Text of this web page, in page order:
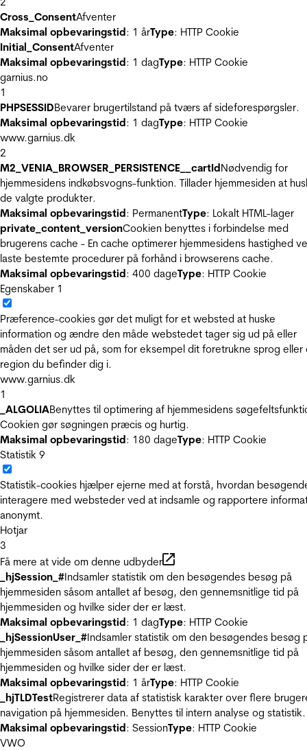
Cross_ConsentAfventer
Maksimal opbevaringstid: 1 årType: HTTP Cookie
Initial_ConsentAfventer
Maksimal opbevaringstid: 1 dagType: HTTP Cookie
garnius.no
1
PHPSESSIDBevarer brugertilstand på tværs af sideforespørgsler.
Maksimal opbevaringstid: 1 dagType: HTTP Cookie
www.garnius.dk
2
M2_VENIA_BROWSER_PERSISTENCE__cartIdNødvendig for
hjemmesidens indkøbsvogns-funktion. Tillader hjemmesiden at
de valgte produkter.
Maksimal opbevaringstid: PermanentType: Lokalt HTML-lager
private_content_versionCookien benyttes i forbindelse med
brugerens cache - En cache optimerer hjemmesidens hastighed
laste bestemte procedurer på forhånd i browserens cache.
Maksimal opbevaringstid: 400 dageType: HTTP Cookie
Egenskaber 1
Præference-cookies gør det muligt for et websted at huske
information og ændre den måde webstedet tager sig ud på eller
måden det ser ud på, som for eksempel dit foretrukne sprog eller
region du befinder dig i.
www.garnius.dk
1
_ALGOLIABenyttes til optimering af hjemmesidens
Cookien gør søgningen præcis og hurtig.
Maksimal opbevaringstid: 180 dageType: HTTP Cookie
Statistik 9
Statistik-cookies hjælper ejerne med at forstå, hvordan
interagere med websteder ved at indsamle og rapportere
anonymt.
Hotjar
3
Få mere at vide om denne udbyder
_hjSession_#Indsamler statistik om den besøgendes besøg på
hjemmesiden såsom antallet af besøg, den gennemsnitlige tid på
hjemmesiden og hvilke sider der er læst.
Maksimal opbevaringstid: 1 dagType: HTTP Cookie
_hjSessionUser_#Indsamler statistik om den besøgendes besøg
hjemmesiden såsom antallet af besøg, den gennemsnitlige tid på
hjemmesiden og hvilke sider der er læst.
Maksimal opbevaringstid: 1 årType: HTTP Cookie
_hjTLDTestRegistrerer data af statistisk karakter over flere
navigation på hjemmesiden. Benyttes til intern analyse og statistik.
Maksimal opbevaringstid: SessionType: HTTP Cookie
VWO